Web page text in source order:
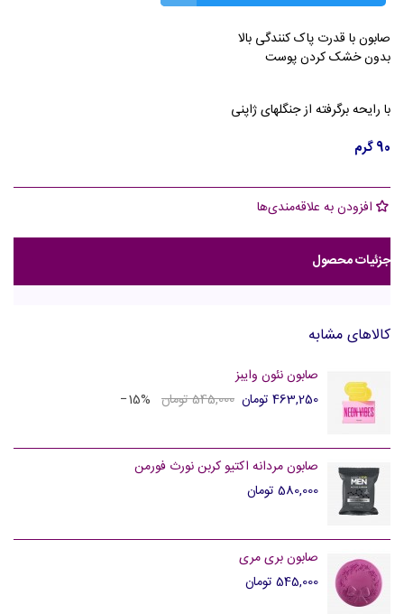
صابون با قدرت پاک کنندگی بالا
بدون خشک کردن پوست
با رایحه برگرفته از جنگلهای ژاپنی
90 گرم
افزودن به علاقه‌مندی‌ها
جزئیات محصول
کالاهای مشابه
صابون نئون وایبز
463,250 تومان
545,000 تومان ‎−15%
صابون مردانه اکتیو کربن نورث فورمن
580,000 تومان
صابون بری مری
545,000 تومان